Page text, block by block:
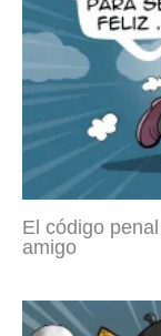
El código
amigo